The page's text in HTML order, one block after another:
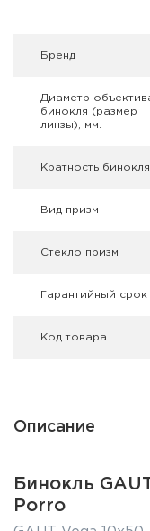
Оружейные
Чехлы и кейсы
Релоадинг
Сигнальные
Дартс
Аксессуары
Комплекты
Брeнд
Диаметр
бинокля (размер
линзы), мм.
Кратность
Вид призм
Стекло призм
Гарантийный срок
Код товара
Описание
Бинокль
Porro